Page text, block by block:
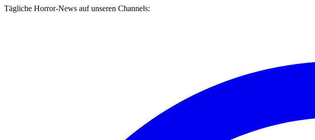
Tägliche Horror-News auf unseren Channels: